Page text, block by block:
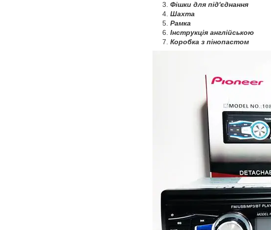
Фішки для під'єднання
Шахта
Рамка
Інструкція англійською
Коробка з пінопастом